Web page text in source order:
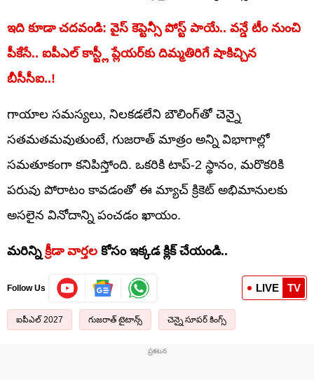
ఇది కూడా చదవండి: వైస్ కెప్టెన్సీ పోస్ట్ పాయే.. వన్డే టీం నుంచి
పీకేసే.. ఐపీఎల్ కాస్ట్లీ ప్లేయర్‌కు దిమ్మతిరిగే షాకిచ్చిన
బీసీసీఐ..!
గాయాల సమస్యలు, నిలకడలేని బౌలింగ్‌తో చెన్నై
సతమతమవుతుంటే, గుజరాత్ మాత్రం అన్ని విభాగాల్లో
సమతూకంగా కనిపిస్తోంది. ఒకరికి టాప్-2 స్థానం, మరొకరికి
పరువు పోరాటం కావడంతో ఈ మ్యాచ్ క్రికెట్ అభిమానులకు
అసలైన వినోదాన్ని పంచడం ఖాయం.
మరిన్ని క్రీడా వార్తల కోసం ఇక్కడ క్లిక్ చేయండి..
Follow Us LIVE TV
ఐపీఎల్ 2027 గుజరాత్ టైటాన్స్ చెన్నై సూపర్ కింగ్స్